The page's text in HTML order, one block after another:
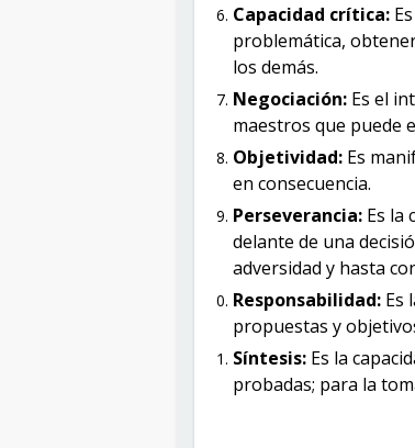
Capacidad crítica:
problemática,
los demás.
Negociación: Es el
maestros que puede
Objetividad: Es
en consecuencia.
Perseverancia: Es la
delante de una
adversidad y hasta
Responsabilidad: Es
propuestas y
Síntesis: Es la
probadas; para la